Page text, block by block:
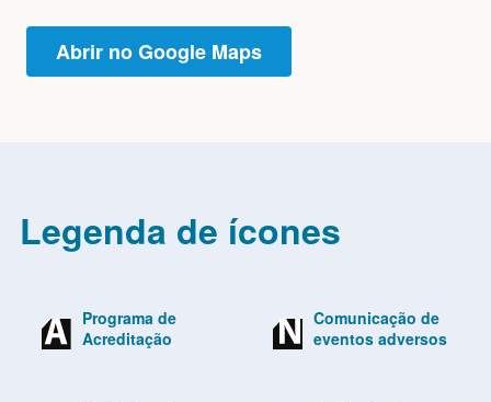
Abrir no Google Maps
Legenda de ícones
Programa de
Acreditação
Comunicação de
eventos adversos